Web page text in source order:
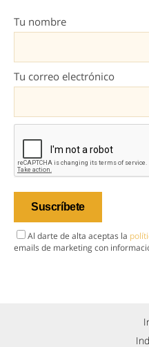
Tu nombre
Tu correo electrónico
Al darte de alta aceptas la
emails de marketing con